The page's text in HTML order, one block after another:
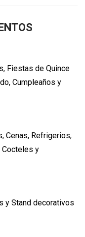
Fiestas de Quince
Cumpleaños y
Cenas, Refrigerios,
Cocteles y
y Stand decorativos